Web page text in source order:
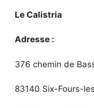
Le Calistria
Adresse :
376 chemin de
83140 Six-Fours-